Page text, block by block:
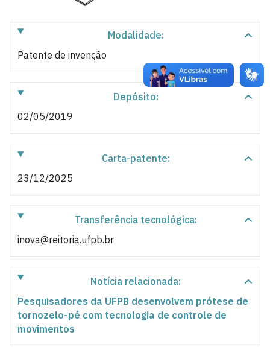
Modalidade:
Patente de invenção
Depósito:
02/05/2019
Carta-patente:
23/12/2025
Transferência tecnológica:
inova@reitoria.ufpb.br
Notícia relacionada:
Pesquisadores da UFPB desenvolvem prótese de
tornozelo-pé com tecnologia de controle de
movimentos